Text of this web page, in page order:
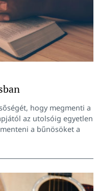
hogy megmenti a
az utolsóig egyetlen
a bűnösöket a